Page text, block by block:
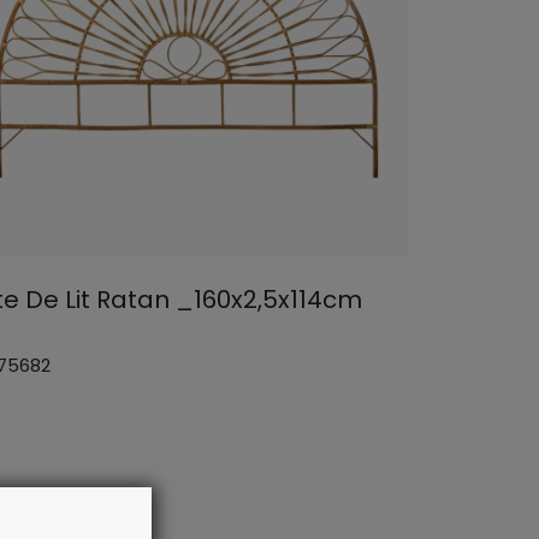
De Lit Ratan _160x2,5x114cm